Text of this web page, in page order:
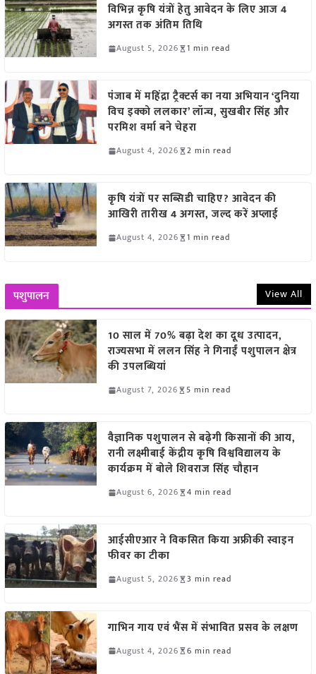
विभिन्न कृषि यंत्रों हेतु आवेदन के लिए आज 4
अगस्त तक अंतिम तिथि
August 5, 2026 1 min read
पंजाब में महिंद्रा ट्रैक्टर्स का नया अभियान ‘दुनिया
विच इक्को ललकार’ लॉन्च, सुखबीर सिंह और
परमिश वर्मा बने चेहरा
August 4, 2026 2 min read
कृषि यंत्रों पर सब्सिडी चाहिए? आवेदन की
आखिरी तारीख 4 अगस्त, जल्द करें अप्लाई
August 4, 2026 1 min read
पशुपालन View All
10 साल में 70% बढ़ा देश का दूध उत्पादन,
राज्यसभा में ललन सिंह ने गिनाईं पशुपालन क्षेत्र
की उपलब्धियां
August 7, 2026 5 min read
वैज्ञानिक पशुपालन से बढ़ेगी किसानों की आय,
रानी लक्ष्मीबाई केंद्रीय कृषि विश्वविद्यालय के
कार्यक्रम में बोले शिवराज सिंह चौहान
August 6, 2026 4 min read
आईसीएआर ने विकसित किया अफ्रीकी स्वाइन
फीवर का टीका
August 5, 2026 3 min read
गाभिन गाय एवं भैंस में संभावित प्रसव के लक्षण
August 4, 2026 6 min read